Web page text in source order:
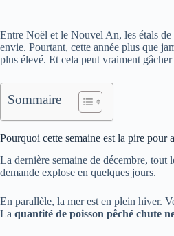
Entre Noël et le Nouvel An, les étals
envie. Pourtant, cette année plus que
plus élevé. Et cela peut vraiment gâcher
Sommaire
Pourquoi cette semaine est la pire pour
La dernière semaine de décembre, tout
demande explose en quelques jours.
En parallèle, la mer est en plein hiver.
La quantité de poisson pêché chute